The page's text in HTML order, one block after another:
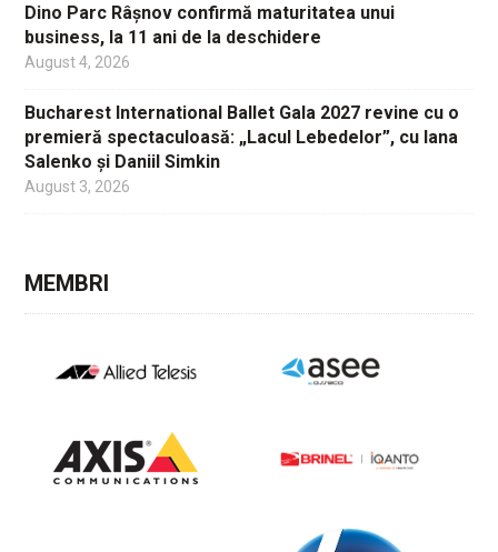
Dino Parc Râșnov confirmă maturitatea unui
business, la 11 ani de la deschidere
August 4, 2026
Bucharest International Ballet Gala 2027 revine cu o
premieră spectaculoasă: „Lacul Lebedelor”, cu Iana
Salenko și Daniil Simkin
August 3, 2026
MEMBRI